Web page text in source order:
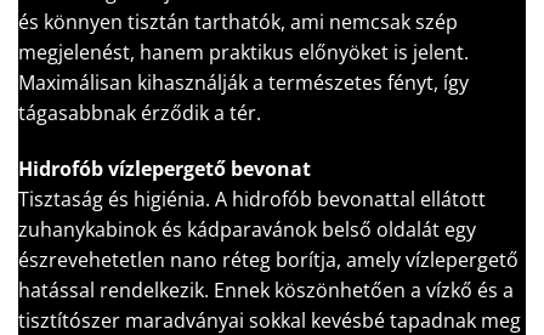
és könnyen tisztán tarthatók, ami nemcsak szép
megjelenést, hanem praktikus előnyöket is jelent.
Maximálisan kihasználják a természetes fényt, így
tágasabbnak érződik a tér.
Hidrofób vízlepergető bevonat
Tisztaság és higiénia. A hidrofób bevonattal ellátott
zuhanykabinok és kádparavánok belső oldalát egy
észrevehetetlen nano réteg borítja, amely vízlepergető
hatással rendelkezik. Ennek köszönhetően a vízkő és a
tisztítószer maradványai sokkal kevésbé tapadnak meg